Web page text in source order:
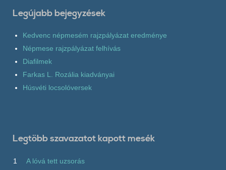
Legújabb bejegyzések
Kedvenc népmesém rajzpályázat eredménye
Népmese rajzpályázat felhívás
Diafilmek
Farkas L. Rozália kiadványai
Húsvéti locsolóversek
Legtöbb szavazatot kapott mesék
1
A lóvá tett uzsorás